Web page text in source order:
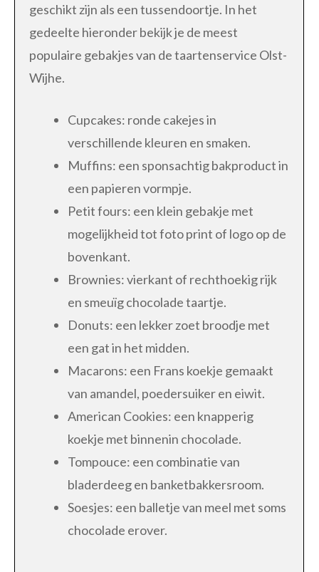
geschikt zijn als een tussendoortje. In het
gedeelte hieronder bekijk je de meest
populaire gebakjes van de taartenservice Olst-
Wijhe.
Cupcakes: ronde cakejes in
verschillende kleuren en smaken.
Muffins: een sponsachtig bakproduct in
een papieren vormpje.
Petit fours: een klein gebakje met
mogelijkheid tot foto print of logo op de
bovenkant.
Brownies: vierkant of rechthoekig rijk
en smeuïg chocolade taartje.
Donuts: een lekker zoet broodje met
een gat in het midden.
Macarons: een Frans koekje gemaakt
van amandel, poedersuiker en eiwit.
American Cookies: een knapperig
koekje met binnenin chocolade.
Tompouce: een combinatie van
bladerdeeg en banketbakkersroom.
Soesjes: een balletje van meel met soms
chocolade erover.